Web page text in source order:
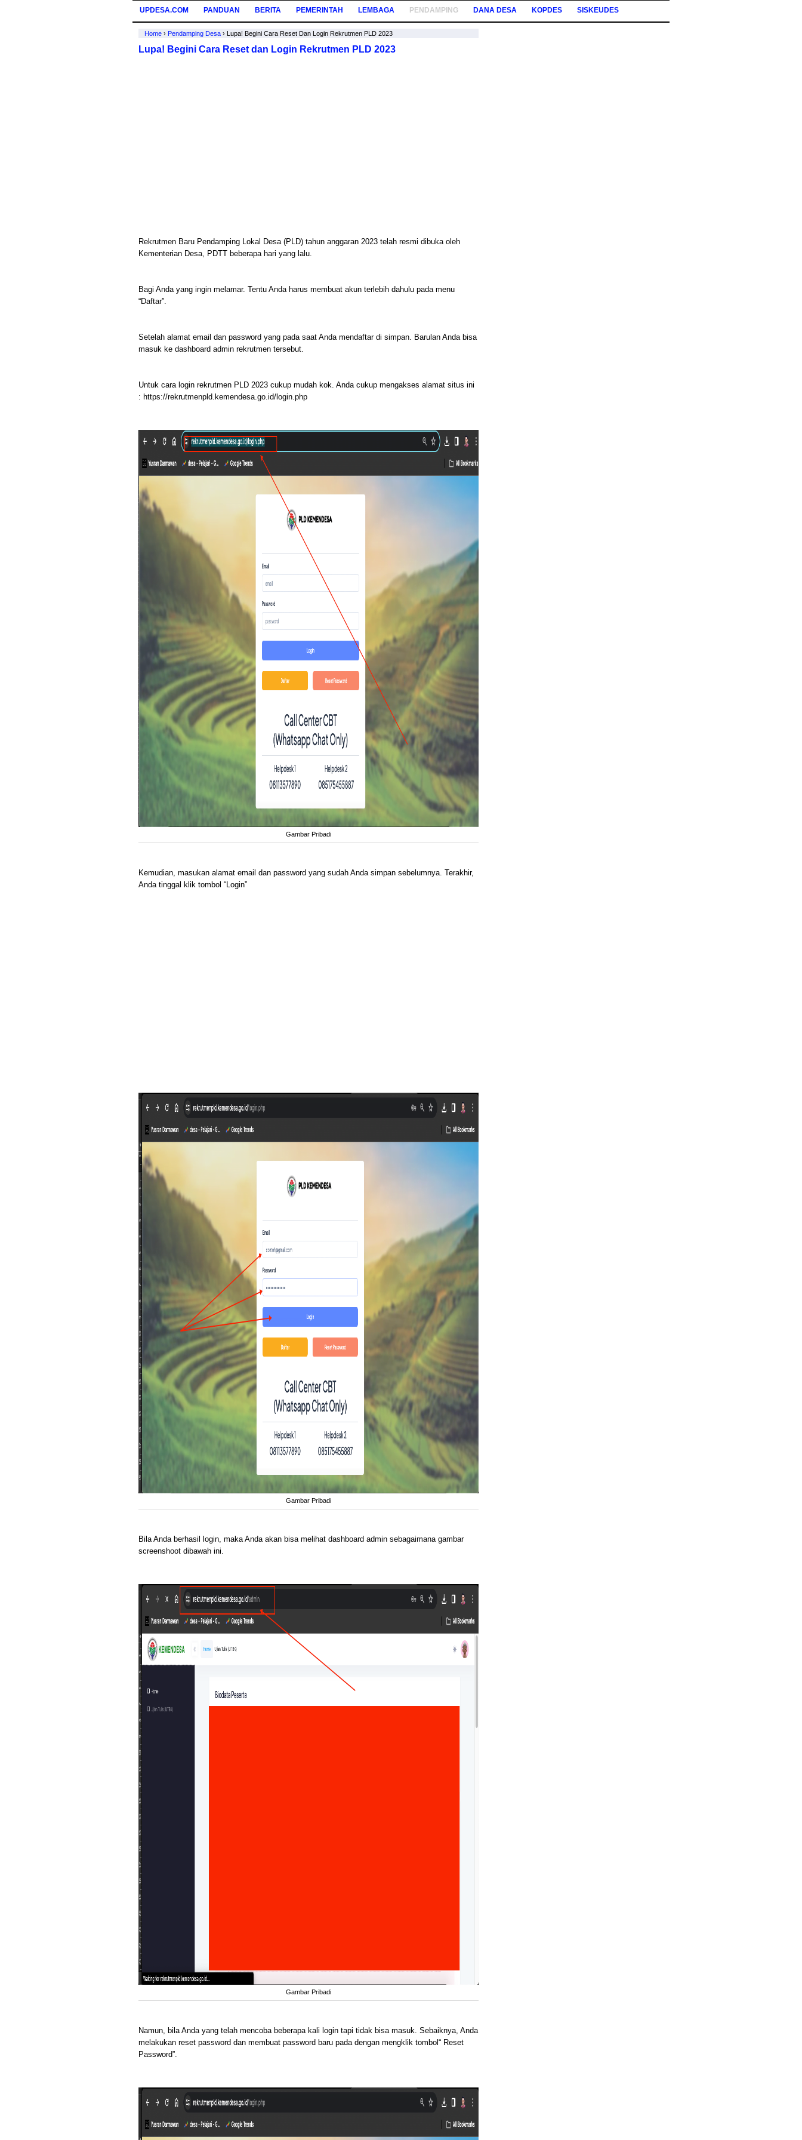
UPDESA.COM PANDUAN BERITA PEMERINTAH LEMBAGA PENDAMPING DANA DESA KOPDES SISKEUDES
Home › Pendamping Desa › Lupa! Begini Cara Reset Dan Login Rekrutmen PLD 2023
Lupa! Begini Cara Reset dan Login Rekrutmen PLD 2023
Rekrutmen Baru Pendamping Lokal Desa (PLD) tahun anggaran 2023 telah resmi dibuka oleh
Kementerian Desa, PDTT beberapa hari yang lalu.
Bagi Anda yang ingin melamar. Tentu Anda harus membuat akun terlebih dahulu pada menu
“Daftar”.
Setelah alamat email dan password yang pada saat Anda mendaftar di simpan. Barulan Anda bisa
masuk ke dashboard admin rekrutmen tersebut.
Untuk cara login rekrutmen PLD 2023 cukup mudah kok. Anda cukup mengakses alamat situs ini
: https://rekrutmenpld.kemendesa.go.id/login.php
Gambar Pribadi
Kemudian, masukan alamat email dan password yang sudah Anda simpan sebelumnya. Terakhir,
Anda tinggal klik tombol “Login”
Gambar Pribadi
Bila Anda berhasil login, maka Anda akan bisa melihat dashboard admin sebagaimana gambar
screenshoot dibawah ini.
Gambar Pribadi
Namun, bila Anda yang telah mencoba beberapa kali login tapi tidak bisa masuk. Sebaiknya, Anda
melakukan reset password dan membuat password baru pada dengan mengklik tombol“ Reset
Password”.